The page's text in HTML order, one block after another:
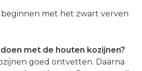
met het zwart verven
met de houten kozijnen?
goed ontvetten. Daarna